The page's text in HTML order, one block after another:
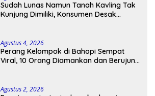
Sudah Lunas Namun Tanah Kavling Tak
Kunjung Dimiliki, Konsumen Desak
Agustus 4, 2026
Perang Kelompok di Bahopi Sempat
Viral, 10 Orang Diamankan dan Berujung
Agustus 2, 2026